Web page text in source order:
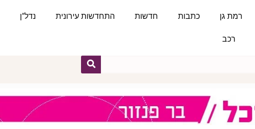
רמת גן כתבות חדשות התחדשות עירונית נדל"ן
רכב